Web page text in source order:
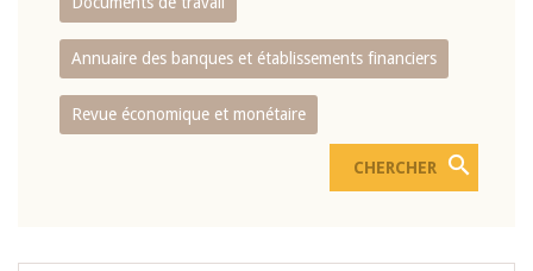
Annuaire des banques et établissements financiers
Revue économique et monétaire